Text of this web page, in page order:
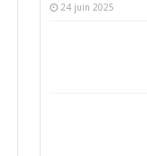
24 juin 2025